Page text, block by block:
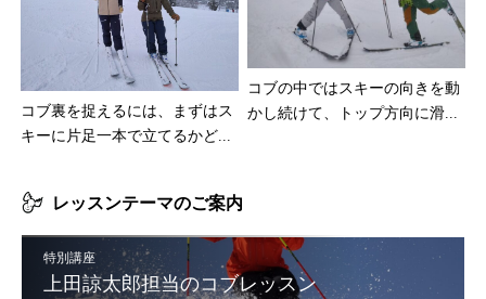
コブ裏を捉えるには、まずはス
キーに片足一本で立てるかど...
コブの中ではスキーの向きを動
かし続けて、トップ方向に滑...
レッスンテーマのご案内
特別講座
上田諒太郎担当のコブレッスン